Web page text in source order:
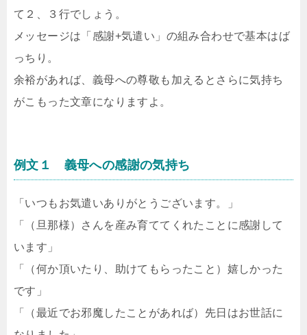
て２、３行でしょう。
メッセージは「感謝+気遣い」の組み合わせで基本はば
っちり。
余裕があれば、義母への尊敬も加えるとさらに気持ち
がこもった文章になりますよ。
例文１ 義母への感謝の気持ち
「いつもお気遣いありがとうございます。」
「（旦那様）さんを産み育ててくれたことに感謝して
います」
「（何か頂いたり、助けてもらったこと）嬉しかった
です」
「（最近でお邪魔したことがあれば）先日はお世話に